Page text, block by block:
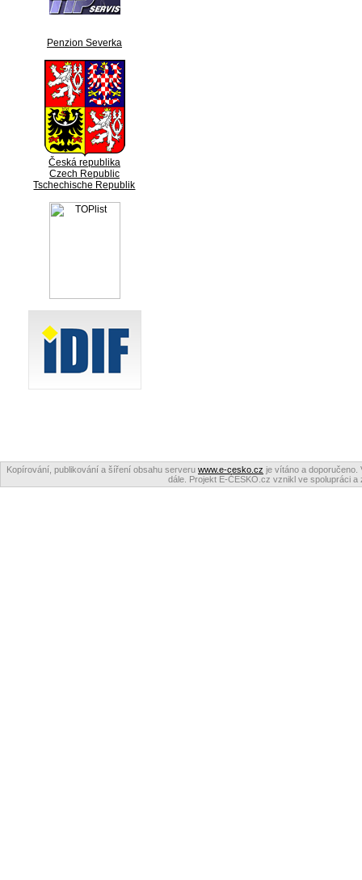
Penzion Severka
Česká republika
Czech Republic
Tschechische Republik
Kopírování, publikování a šíření obsahu serveru www.e-cesko.cz je vítáno a doporučeno.
dále. Projekt E-ČESKO.cz vznikl ve spolupráci